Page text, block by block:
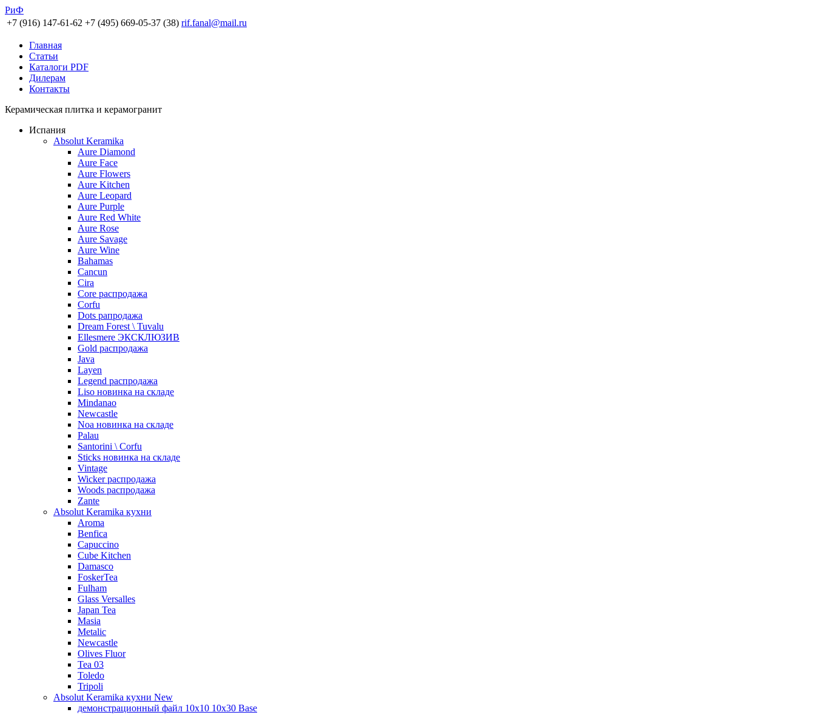
РиФ
+7 (916) 147-61-62 +7 (495) 669-05-37 (38) rif.fanal@mail.ru
Главная
Статьи
Каталоги PDF
Дилерам
Контакты
Керамическая плитка и керамогранит
Испания
Absolut Keramika
Aure Diamond
Aure Face
Aure Flowers
Aure Kitchen
Aure Leopard
Aure Purple
Aure Red White
Aure Rose
Aure Savage
Aure Wine
Bahamas
Cancun
Cira
Core распродажа
Corfu
Dots рапродажа
Dream Forest \ Tuvalu
Ellesmere ЭКСКЛЮЗИВ
Gold распродажа
Java
Layen
Legend распродажа
Liso новинка на складе
Mindanao
Newcastle
Noa новинка на складе
Palau
Santorini \ Corfu
Sticks новинка на складе
Vintage
Wicker распродажа
Woods распродажа
Zante
Absolut Keramika кухни
Aroma
Benfica
Capuccino
Cube Kitchen
Damasco
FoskerTea
Fulham
Glass Versalles
Japan Tea
Masia
Metalic
Newcastle
Olives Fluor
Tea 03
Toledo
Tripoli
Absolut Keramika кухни New
демонстрационный файл 10x10 10x30 Base